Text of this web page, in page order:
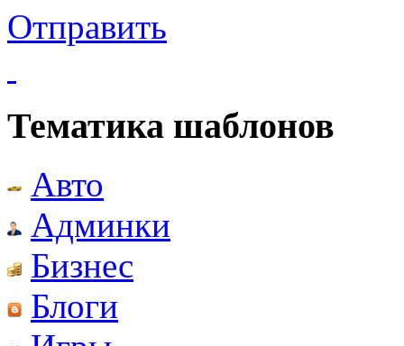
Отправить
Тематика шаблонов
Авто
Админки
Бизнес
Блоги